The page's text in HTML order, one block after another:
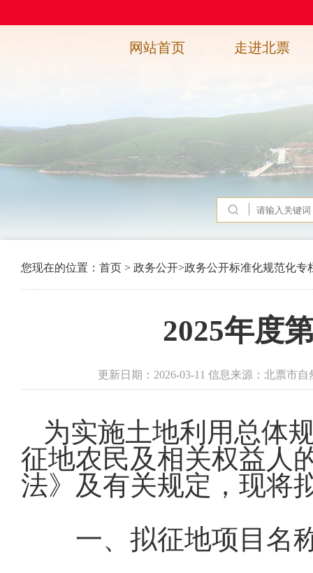
网站首页 走进北票
您现在的位置： 首页 > 政务公开>政务公开标准化规范化专
2025年度
更新日期：2026-03-11 信息来源：北票市
为实施土地利用总体
征地农民及相关权益人
法》及有关规定，现将
一、拟征地项目名